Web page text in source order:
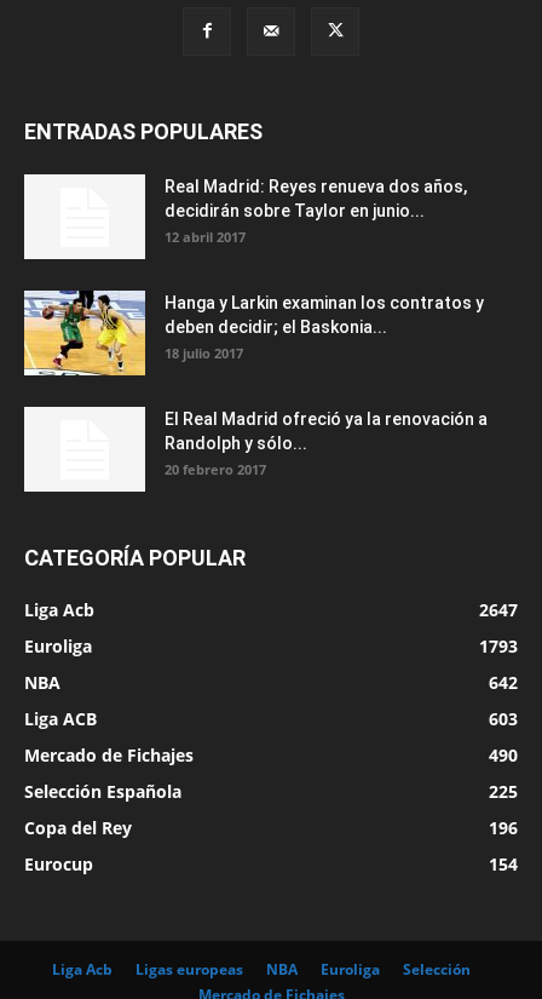
ENTRADAS POPULARES
Real Madrid: Reyes renueva dos años,
decidirán sobre Taylor en junio...
12 abril 2017
Hanga y Larkin examinan los contratos y
deben decidir; el Baskonia...
18 julio 2017
El Real Madrid ofreció ya la renovación a
Randolph y sólo...
20 febrero 2017
CATEGORÍA POPULAR
Liga Acb
2647
Euroliga
1793
NBA
642
Liga ACB
603
Mercado de Fichajes
490
Selección Española
225
Copa del Rey
196
Eurocup
154
Liga Acb Ligas europeas NBA Euroliga
Selección